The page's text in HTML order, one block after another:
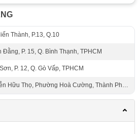
Thành, P.13, Q.10
Đằng, P. 15, Q. Bình Thạnh, TPHCM
P. 12, Q. Gò Vấp, TPHCM
Hữu Thọ, Phường Hoà Cường, Thành Phố